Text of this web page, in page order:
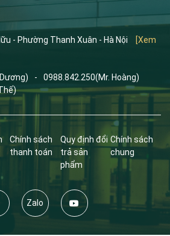
- Phường Thanh Xuân - Hà Nội
[Xem
- 0988.842.250(Mr. Hoàng)
Chính sách
thanh toán
Quy định đổi
trả sản
phẩm
Chính sách
chung
Zalo